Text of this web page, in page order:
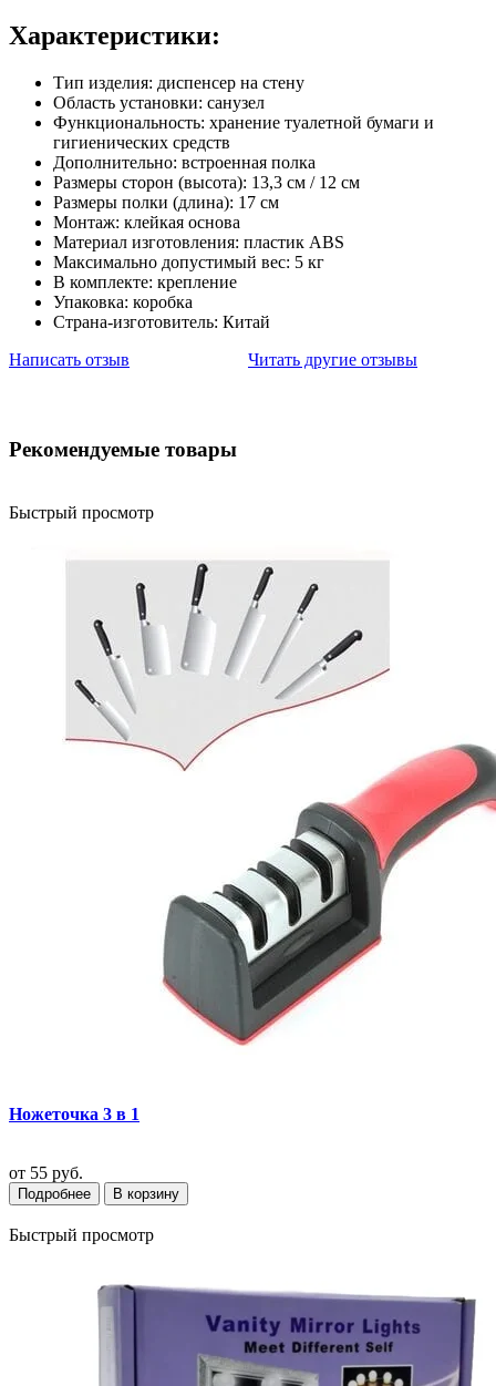
Характеристики:
Тип изделия: диспенсер на стену
Область установки: санузел
Функциональность: хранение туалетной бумаги и
гигиенических средств
Дополнительно: встроенная полка
Размеры сторон (высота): 13,3 см / 12 см
Размеры полки (длина): 17 см
Монтаж: клейкая основа
Материал изготовления: пластик ABS
Максимально допустимый вес: 5 кг
В комплекте: крепление
Упаковка: коробка
Страна-изготовитель: Китай
Написать отзыв
Читать другие отзывы
Рекомендуемые товары
Быстрый просмотр
Ножеточка 3 в 1
от 55 руб.
Подробнее В корзину
Быстрый просмотр